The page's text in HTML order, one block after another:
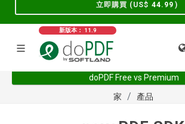
立即購買 (US$ 44.99 )
新版本： 11.9
doPDF Free vs Premium
家
產品